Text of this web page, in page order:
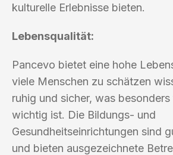
kulturelle Erlebnisse bieten.
Lebensqualität:
Pancevo bietet eine hohe
viele Menschen zu schätzen
ruhig und sicher, was besonders
wichtig ist. Die Bildungs- und
Gesundheitseinrichtungen sind
und bieten ausgezeichnete